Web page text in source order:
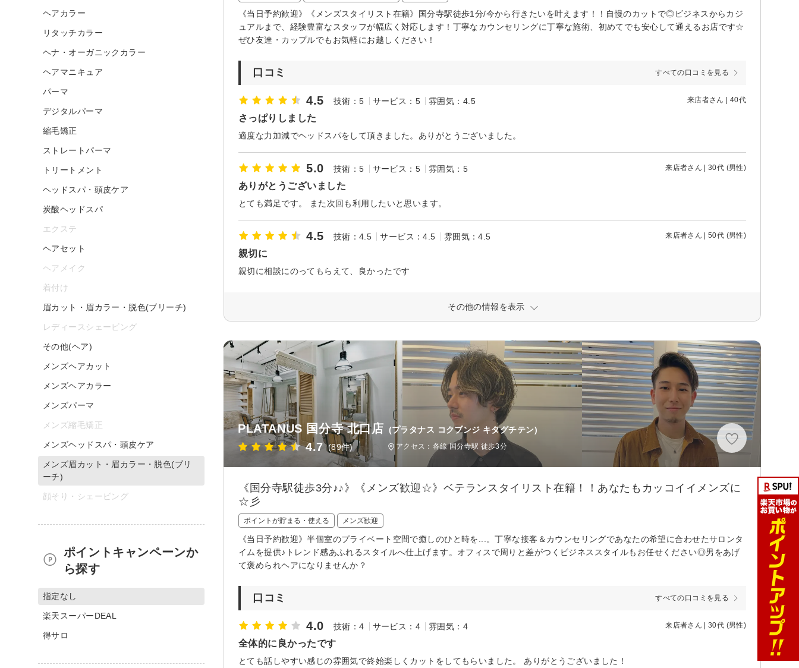
《当日予約歓迎》《メンズスタイリスト在籍》国分寺駅徒歩1分/今から行きたいを叶えます！！自慢のカットで◎ビジネスからカジ
ュアルまで、経験豊富なスタッフが幅広く対応します！丁寧なカウンセリングに丁寧な施術、初めてでも安心して通えるお店です☆
ぜひ友達・カップルでもお気軽にお越しください！
口コミ すべての口コミを見る
4.5 技術：5 サービス：5 雰囲気：4.5 来店者さん | 40代
さっぱりしました
適度な力加減でヘッドスパをして頂きました。ありがとうございました。
5.0 技術：5 サービス：5 雰囲気：5 来店者さん | 30代 (男性)
ありがとうございました
とても満足です。 また次回も利用したいと思います。
4.5 技術：4.5 サービス：4.5 雰囲気：4.5 来店者さん | 50代 (男性)
親切に
親切に相談にのってもらえて、良かったです
その他の情報を表示
PLATANUS 国分寺 北口店 (プラタナス コクブンジ キタグチテン)
4.7 (89件) アクセス：各線 国分寺駅 徒歩3分
《国分寺駅徒歩3分♪♪》《メンズ歓迎☆》ベテランスタイリスト在籍！！あなたもカッコイイメンズに
☆彡
ポイントが貯まる・使える メンズ歓迎
《当日予約歓迎》半個室のプライベート空間で癒しのひと時を...。丁寧な接客＆カウンセリングであなたの希望に合わせたサロンタ
イムを提供♪トレンド感あふれるスタイルへ仕上げます。オフィスで周りと差がつくビジネススタイルもお任せください◎男をあげ
て褒められヘアになりませんか？
口コミ すべての口コミを見る
4.0 技術：4 サービス：4 雰囲気：4 来店者さん | 30代 (男性)
全体的に良かったです
とても話しやすい感じの雰囲気で終始楽しくカットをしてもらいました。 ありがとうございました！
ヘアカラー
リタッチカラー
ヘナ・オーガニックカラー
ヘアマニキュア
パーマ
デジタルパーマ
縮毛矯正
ストレートパーマ
トリートメント
ヘッドスパ・頭皮ケア
炭酸ヘッドスパ
エクステ
ヘアセット
ヘアメイク
着付け
眉カット・眉カラー・脱色(ブリーチ)
レディースシェービング
その他(ヘア)
メンズヘアカット
メンズヘアカラー
メンズパーマ
メンズ縮毛矯正
メンズヘッドスパ・頭皮ケア
メンズ眉カット・眉カラー・脱色(ブリ
ーチ)
顔そり・シェービング
ポイントキャンペーンか
ら探す
指定なし
楽天スーパーDEAL
得サロ